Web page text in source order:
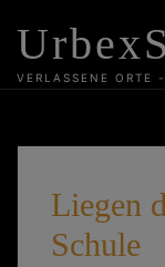
content
VERLASSENE ORTE
Liegen
Schule